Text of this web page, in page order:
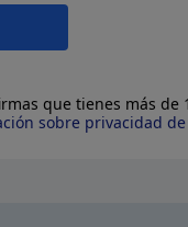
que tienes más de
sobre privacidad de